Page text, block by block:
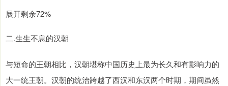
展开剩余72%
二.生生不息的汉朝
与短命的王朝相比，汉朝堪称中国历史上最为长久和有影响力的
大一统王朝。汉朝的统治跨越了西汉和东汉两个时期，期间虽然